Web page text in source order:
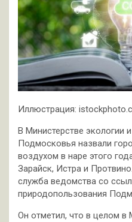
Иллюстрация:
В Министерстве экологии
Подмосковья назвали
воздухом в наре этого
Зарайск, Истра и
служба ведомства со
природопользования
Он отметил, что в целом в